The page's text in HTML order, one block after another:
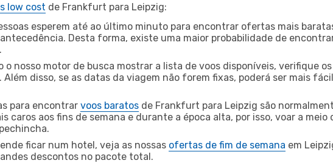
low cost de Frankfurt para Leipzig:
esperem até ao último minuto para encontrar ofertas mais
Desta forma, existe uma maior probabilidade de
o nosso motor de busca mostrar a lista de voos disponíveis, verifique
disso, se as datas da viagem não forem fixas, poderá ser mais
para encontrar voos baratos de Frankfurt para Leipzig são
aos fins de semana e durante a época alta, por isso, voar a meio
ficar num hotel, veja as nossas ofertas de fim de semana em
descontos no pacote total.